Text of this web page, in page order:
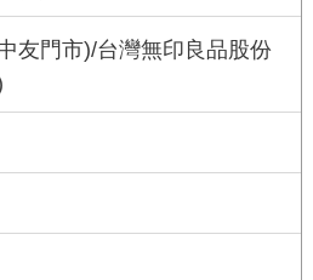
友門市)/台灣無印良品股份